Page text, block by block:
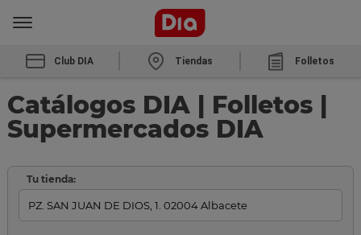
Club DIA Tiendas Folletos
Catálogos DIA | Folletos |
Supermercados DIA
Tu tienda: